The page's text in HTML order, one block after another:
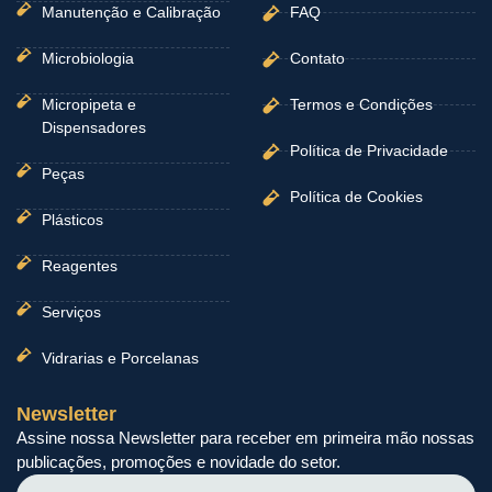
Manutenção e Calibração
Microbiologia
Micropipeta e
Dispensadores
Peças
Plásticos
Reagentes
Serviços
Vidrarias e Porcelanas
FAQ
Contato
Termos e Condições
Política de Privacidade
Política de Cookies
Newsletter
Assine nossa Newsletter para receber em primeira mão nossas
publicações, promoções e novidade do setor.
Nome